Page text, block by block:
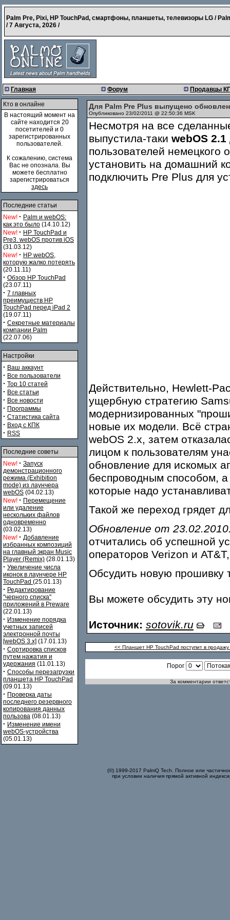
Palm Pre, Pixi, HP TouchPad, смартфоны, планшеты, телевизоры LG /
/7 Августа, 2026 /
Главная Форум Продавцы
Кто в онлайне
В настоящий момент на
сайте находится 20
посетителей и 0
зарегистрированных
пользователей.
К сожалению, система
Вас не опознала. Вы
можете бесплатно
зарегистрироваться
здесь
Последние статьи
New! · Palm и webOS:
как это было (14.10.12)
New! · HP TouchPad и
Pre3. webOS против iOS
(31.03.12)
New! · HP webOS,
которую жалко потерять
(20.11.11)
· Обзор HP TouchPad
(23.07.11)
· 7 главных
преимуществ HP
TouchPad перед iPad 2
(19.07.11)
· Секретные материалы
компании Palm
(22.07.06)
Настройки
· Ваш аккаунт
· Все пользователи
· Top 10 статей
· Все статьи
· Все новости
· Программы
· Статистика сайта
· Вход с КПК
· RSS
Последние советы
New! · Запуск
демонстрационного
режима (Exhibition
mode) из лаунчера
webOS (04.02.13)
New! · Перемещение
или удаление
нескольких файлов
одновременно
(03.02.13)
New! · Добавление
избранных композиций
на главный экран Music
Player (Remix) (28.01.13)
· Увеличение числа
иконок в лаунчере HP
TouchPad (25.01.13)
· Редактирование
"черного списка"
приложений в Preware
(22.01.13)
· Изменение порядка
учетных записей
электронной почты
[webOS 3.x] (17.01.13)
· Сортировка списков
путем нажатия и
удержания (11.01.13)
· Способы перезагрузки
планшета HP TouchPad
(09.01.13)
· Проверка даты
последнего резервного
копирования данных
пользова (08.01.13)
· Изменение имени
webOS-устройства
(05.01.13)
Для Palm Pre Plus выпущено
Опубликовано 23/02/2011 @ 22:50:36 MSK
Несмотря на все
выпустила-таки webOS 2.1
пользователей немецкого
установить на домашний
подключить Pre Plus для
Действительно, Hewlett-
ущербную стратегию
модернизированных
новые их модели. Всё
webOS 2.x, затем
лицом к пользователям
обновление для искомых
беспроводным способом,
которые надо
Такой же переход грядет
Обновление от
отчитались об успешной
операторов Verizon и
Обсудить новую
Вы можете обсудить эту
Источник: sotovik.ru
<< Планшет HP TouchPad поступит в
Порог
За комментарии
(©) 1999-2017 PalmQ Tech. Полное или
при условии наличия прямой активной